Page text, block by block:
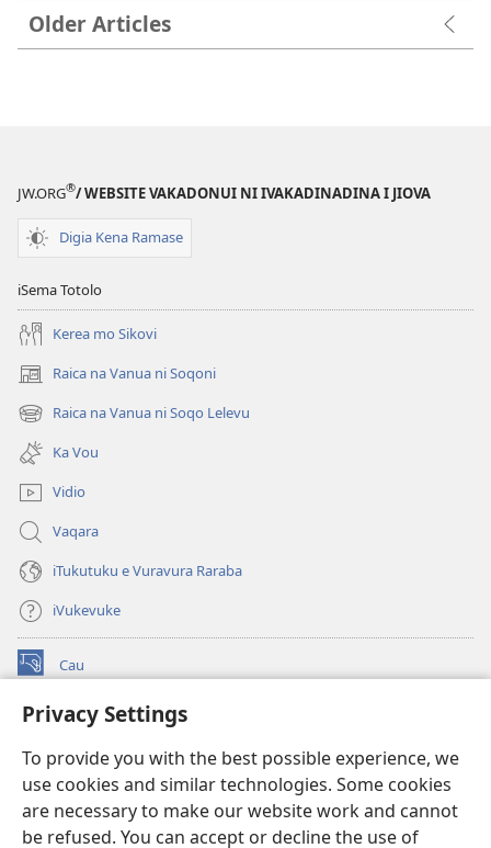
Privacy Settings
To provide you with the best possible experience, we
use cookies and similar technologies. Some cookies
are necessary to make our website work and cannot
be refused. You can accept or decline the use of
Older Articles
JW.ORG®/ WEBSITE VAKADONUI NI IVAKADINADINA I JIOVA
Digia Kena Ramase
iSema Totolo
Kerea mo Sikovi
Raica na Vanua ni Soqoni
(opens
new
window)
Raica na Vanua ni Soqo Lelevu
(opens
new
window)
Ka Vou
Vidio
Vaqara
iTukutuku e Vuravura Raraba
iVukevuke
Cau
(opens
window)Watchtower LAIBRI ENA INTERNET™
new
window)JW Hub ®
(opens
new
window)
®